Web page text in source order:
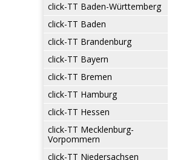
click-TT Baden-Württemberg
click-TT Baden
click-TT Brandenburg
click-TT Bayern
click-TT Bremen
click-TT Hamburg
click-TT Hessen
click-TT Mecklenburg-
Vorpommern
click-TT Niedersachsen